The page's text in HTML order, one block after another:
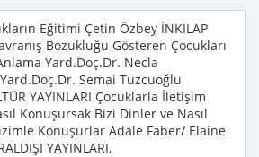
Eğitimi Çetin Özbey İNKILAP
Bozukluğu Gösteren Çocukları
Yard.Doç.Dr. Necla
Semai Tuzcuoğlu
YAYINLARI Çocuklarla İletişim
Konuşursak Bizi Dinler ve Nasıl
Konuşurlar Adale Faber/ Elaine
YAYINLARI,